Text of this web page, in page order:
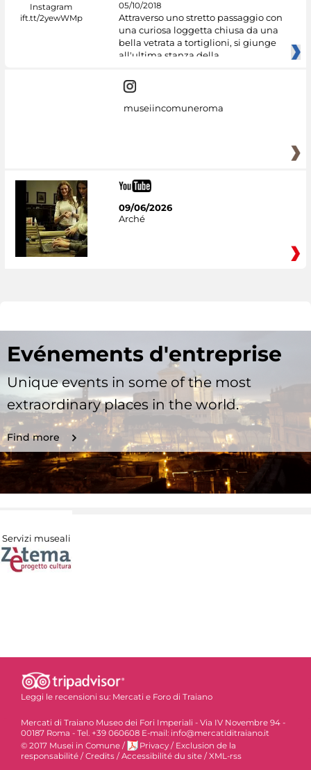
05/10/2018
Attraverso uno stretto passaggio con
una curiosa loggetta chiusa da una
bella vetrata a tortiglioni, si giunge
all'ultima stanza della
museiincomuneroma
09/06/2026
Arché
Evénements d'entreprise
Unique events in some of the most
extraordinary places in the world.
Find more
Servizi museali
Leggi le recensioni su: Mercati e Foro di Traiano
Mercati di Traiano Museo dei Fori Imperiali - Via IV Novembre 94 -
00187 Roma - Tel. +39 060608 E-mail: info@mercatiditraiano.it
© 2017 Musei in Comune / Privacy / Exclusion de la
responsabilité /Credits /Accessibilité du site /XML-rss